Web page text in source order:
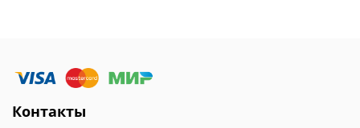
Контакты